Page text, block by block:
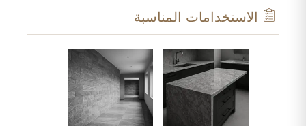
الاستخدامات المناسبة